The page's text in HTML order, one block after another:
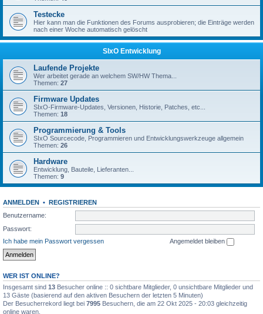
Testecke
Hier kann man die Funktionen des Forums ausprobieren; die Einträge werden
nach einer Woche automatisch gelöscht
SIxO Entwicklung
Laufende Projekte
Wer arbeitet gerade an welchem SW/HW Thema...
Themen: 27
Firmware Updates
SIxO-Firmware-Updates, Versionen, Historie, Patches, etc...
Themen: 18
Programmierung & Tools
SIxO Sourcecode, Programmieren und Entwicklungswerkzeuge allgemein
Themen: 26
Hardware
Entwicklung, Bauteile, Lieferanten...
Themen: 9
ANMELDEN • REGISTRIEREN
Benutzername:
Passwort:
Ich habe mein Passwort vergessen
Angemeldet bleiben
WER IST ONLINE?
Insgesamt sind 13 Besucher online :: 0 sichtbare Mitglieder, 0 unsichtbare Mitglieder und
13 Gäste (basierend auf den aktiven Besuchern der letzten 5 Minuten)
Der Besucherrekord liegt bei 7995 Besuchern, die am 22 Okt 2025 - 20:03 gleichzeitig
online waren.